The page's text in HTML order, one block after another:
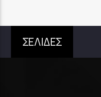
ΣΕΛΙΔΕΣ